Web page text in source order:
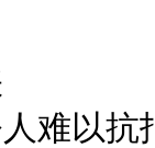
难以